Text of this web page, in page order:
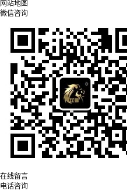
网站地图
微信咨询
在线留言
电话咨询